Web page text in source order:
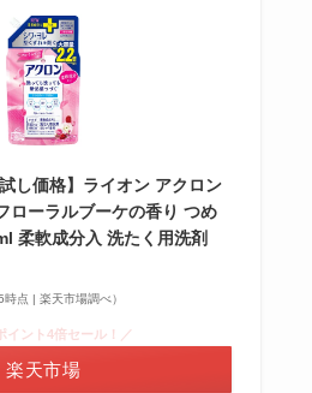
し価格】ライオン アクロン
ローラルブーケの香り つめ
柔軟成分入 洗たく用洗剤
点 | 楽天市場調べ）
イント4倍セール！／
楽天市場